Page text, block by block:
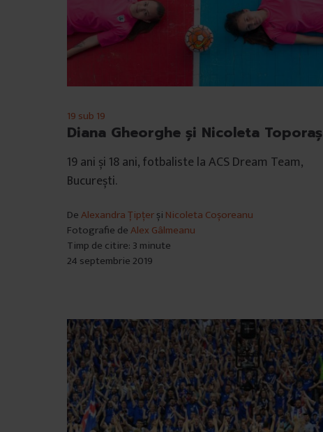
19 sub 19
Diana Gheorghe și Nicoleta Toporaș
19 ani și 18 ani, fotbaliste la ACS Dream Team,
București.
DeAlexandra Țipțerși Nicoleta Coșoreanu
Fotografie deAlex Gâlmeanu
Timp de citire: 3 minute
24 septembrie 2019